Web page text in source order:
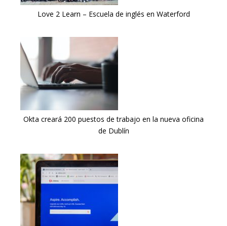
Love 2 Learn – Escuela de inglés en Waterford
Okta creará 200 puestos de trabajo en la nueva oficina
de Dublín